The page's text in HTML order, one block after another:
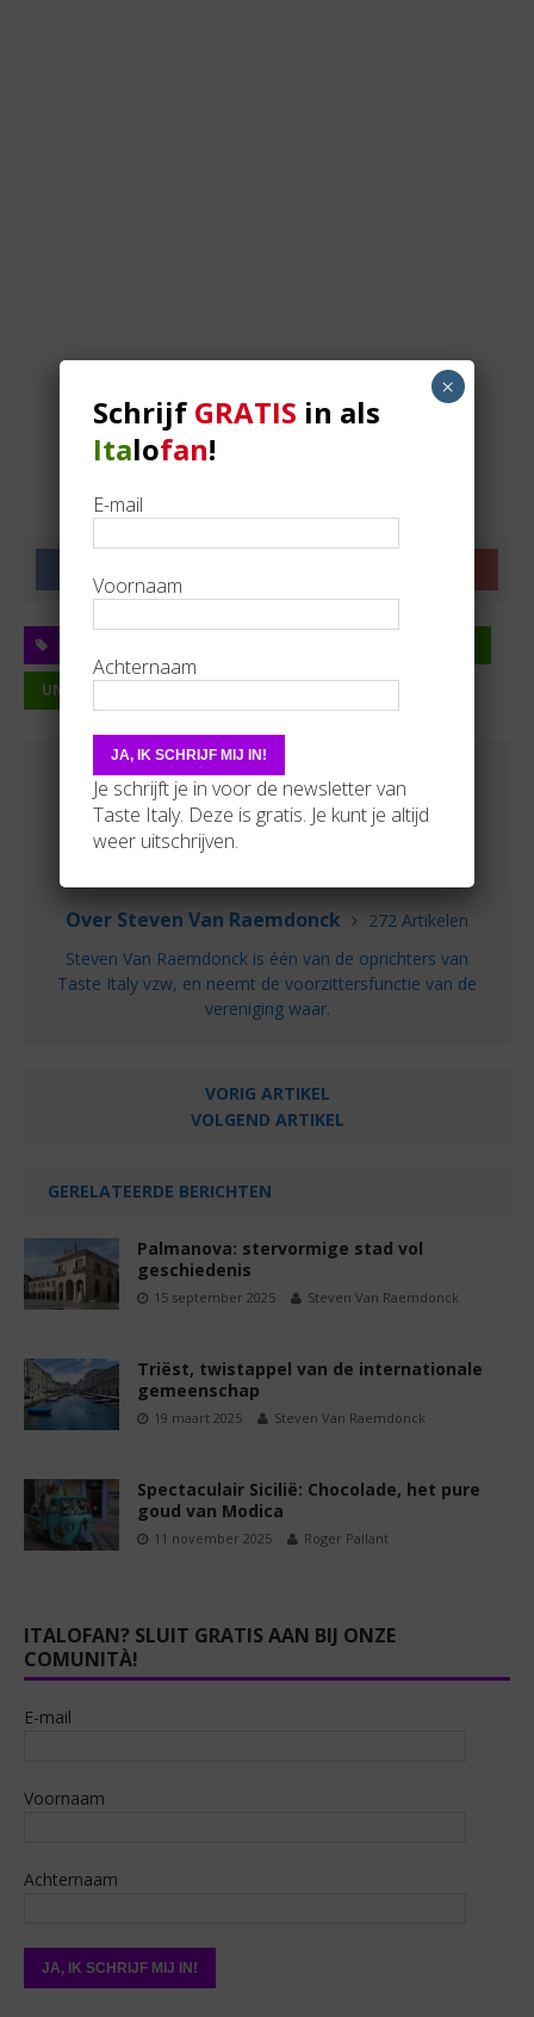
UNESCO
Over Steven Van Raemdonck
272 Artikelen
Steven Van Raemdonck is één van de oprichters van
Taste Italy vzw, en neemt de voorzittersfunctie van de
vereniging waar.
VORIG ARTIKEL
VOLGEND ARTIKEL
GERELATEERDE BERICHTEN
Palmanova: stervormige stad vol
geschiedenis
15 september 2025 Steven Van Raemdonck
Triëst, twistappel van de internationale
gemeenschap
19 maart 2025 Steven Van Raemdonck
Spectaculair Sicilië: Chocolade, het pure
goud van Modica
11 november 2025 Roger Pallant
ITALOFAN? SLUIT GRATIS AAN BIJ ONZE
COMUNITÀ!
E-mail
Voornaam
Achternaam
Schrijf GRATIS in als
Italofan!
E-mail
Voornaam
Achternaam
Je schrijft je in voor de newsletter van
Taste Italy. Deze is gratis. Je kunt je altijd
weer uitschrijven.
×